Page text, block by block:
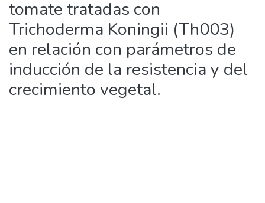
tomate tratadas con
Trichoderma Koningii (Th003)
en relación con parámetros de
inducción de la resistencia y del
crecimiento vegetal.